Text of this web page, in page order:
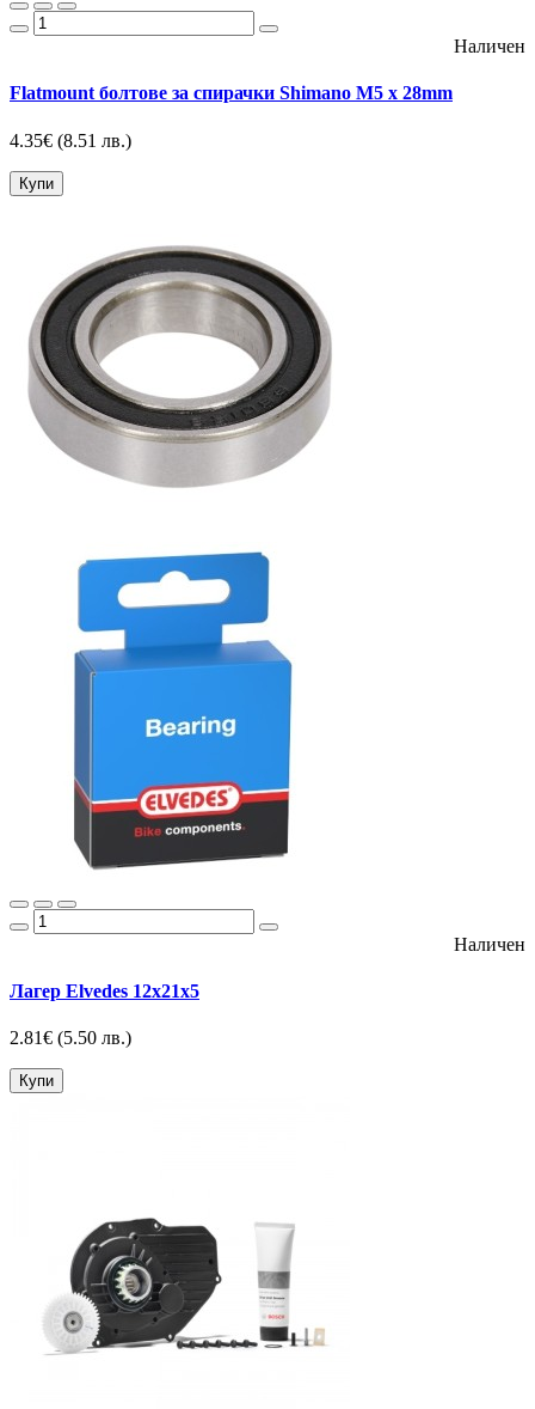
Наличен
Flatmount болтове за спирачки Shimano M5 x 28mm
4.35€ (8.51 лв.)
Купи
Наличен
Лагер Elvedes 12x21x5
2.81€ (5.50 лв.)
Купи